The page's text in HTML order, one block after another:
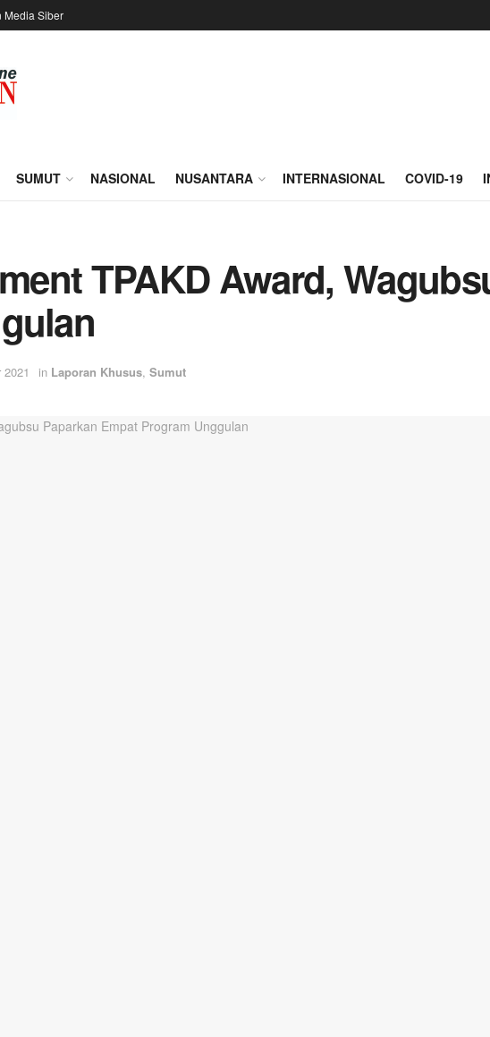
Media Siber
SUMUT NASIONAL NUSANTARA INTERNASIONAL COVID-19
TPAKD Award,
in Laporan Khusus, Sumut